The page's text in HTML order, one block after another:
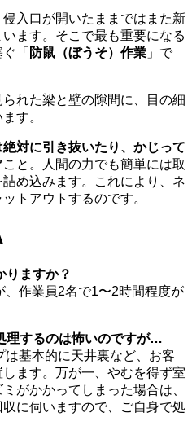
入口が開いたままではまた新
ます。そこで最も重要になる
「 防鼠（ぼうそ）作業 」で
れた梁と壁の隙間に、目の細
す。
対に引き抜いたり、かじって
こと。人間の力でも簡単には取
め込みます。これにより、ネ
トアウトするのです。
りますか？
作業員2名で1〜2時間程度が
理するのは怖いのですが…
基本的に天井裏など、お客
ます。万が一、やむを得ず室
がかかってしまった場合は、
に伺いますので、ご自身で処